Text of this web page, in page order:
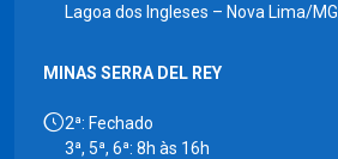
Lagoa dos Ingleses – Nova Lima/MG
MINAS SERRA DEL REY
2ª: Fechado
3ª, 5ª, 6ª: 8h às 16h